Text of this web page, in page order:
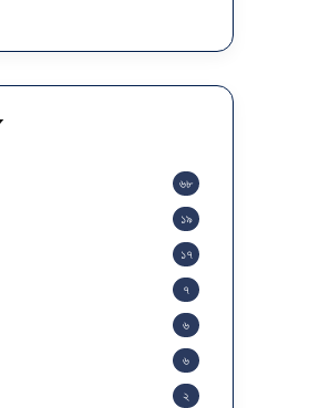
৬৮
১৯
১৭
৭
৬
৬
২